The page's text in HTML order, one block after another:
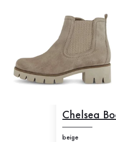
Chelsea
beige